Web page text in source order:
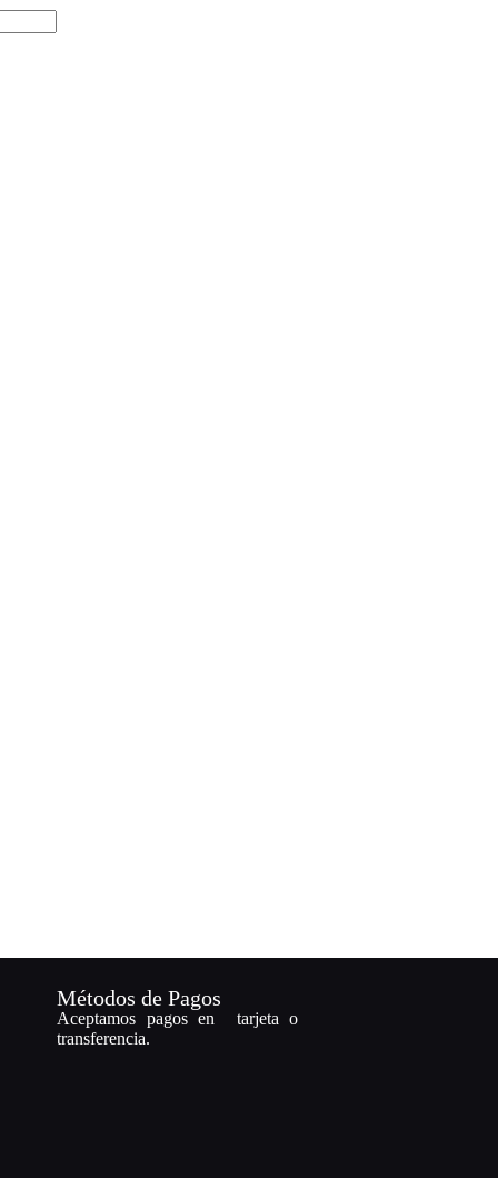
Métodos de Pagos
Aceptamos pagos en tarjeta o
transferencia.